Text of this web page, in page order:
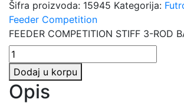
Šifra proizvoda: 15945 Kategorija:
Feeder Competition
FEEDER COMPETITION STIFF 3-ROD
Dodaj u korpu
Opis